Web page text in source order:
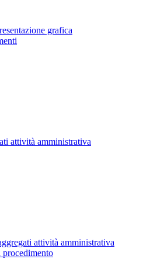
grafica
attività amministrativa
attività amministrativa